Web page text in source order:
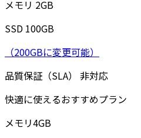
メモリ 2GB
SSD 100GB
（200GBに変更可能）
品質保証（SLA）
非対応
快適に使えるおすすめプラン
メモリ4GB